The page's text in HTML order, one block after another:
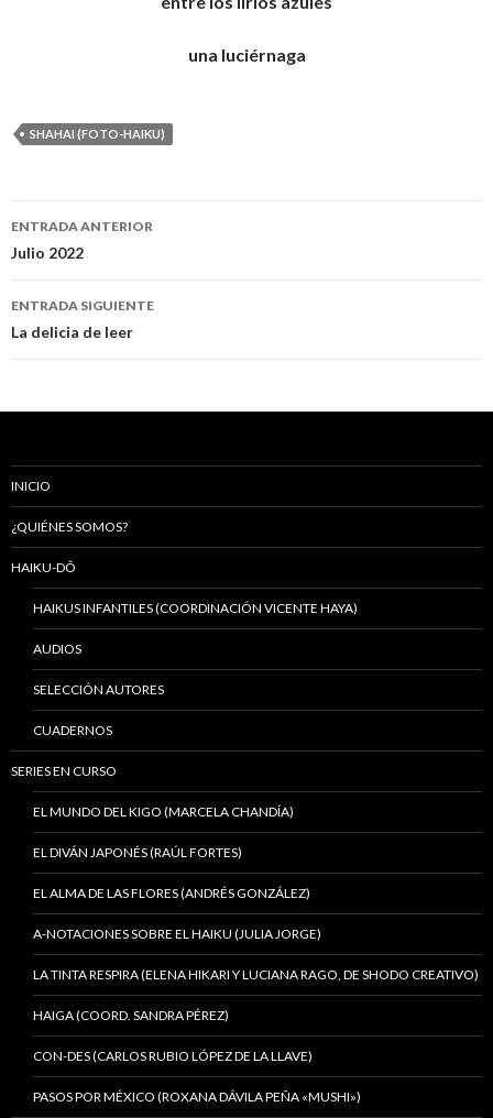
una luciérnaga
SHAHAI (FOTO-HAIKU)
Navegación
de
entradas
ENTRADA ANTERIOR
Julio 2022
ENTRADA SIGUIENTE
La delicia de leer
INICIO
¿QUIÉNES SOMOS?
HAIKU-DÔ
HAIKUS INFANTILES (COORDINACIÓN VICENTE HAYA)
AUDIOS
SELECCIÓN AUTORES
CUADERNOS
SERIES EN CURSO
EL MUNDO DEL KIGO (MARCELA CHANDÍA)
EL DIVÁN JAPONÉS (RAÚL FORTES)
EL ALMA DE LAS FLORES (ANDRÉS GONZÁLEZ)
A-NOTACIONES SOBRE EL HAIKU (JULIA JORGE)
LA TINTA RESPIRA (ELENA HIKARI Y LUCIANA RAGO, DE SHODO CREATIVO)
HAIGA (COORD. SANDRA PÉREZ)
CON-DES (CARLOS RUBIO LÓPEZ DE LA LLAVE)
PASOS POR MÉXICO (ROXANA DÁVILA PEÑA «MUSHI»)